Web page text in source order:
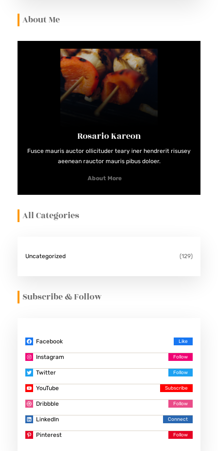
A
I
S
R
E
About Me
Rosario Kareon
Fusce mauris auctor ollicituder teary iner hendrerit risusey
aeenean rauctor mauris pibus doloer.
About More
All Categories
Uncategorized (129)
Subscribe & Follow
Facebook
Instagram
Twitter
YouTube
Dribbble
LinkedIn
Pinterest